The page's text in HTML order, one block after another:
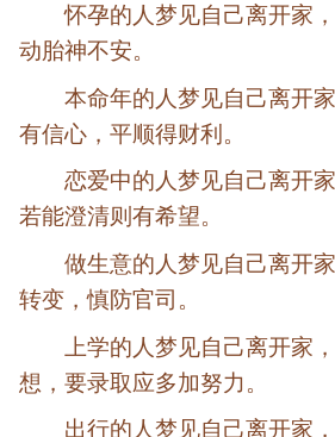
怀孕的人梦见自己离开家
动胎神不安。
本命年的人梦见自己离开
有信心，平顺得财利。
恋爱中的人梦见自己离开
若能澄清则有希望。
做生意的人梦见自己离开
转变，慎防官司。
上学的人梦见自己离开家
想，要录取应多加努力。
出行的人梦见自己离开家